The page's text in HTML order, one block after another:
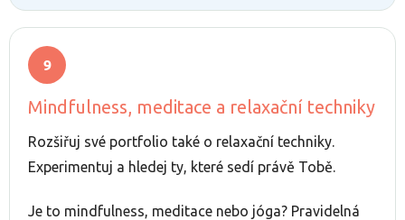
Mindfulness, meditace a relaxační techniky
Rozšiřuj své portfolio také o relaxační techniky.
Experimentuj a hledej ty, které sedí právě Tobě.
Je to mindfulness, meditace nebo jóga? Pravidelná